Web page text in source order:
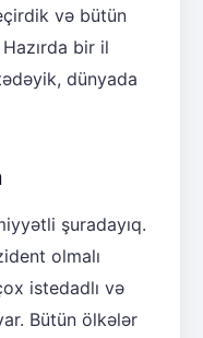
və bütün
bir il
dünyada
şuradayıq.
olmalı
istedadlı və
Bütün ölkələr